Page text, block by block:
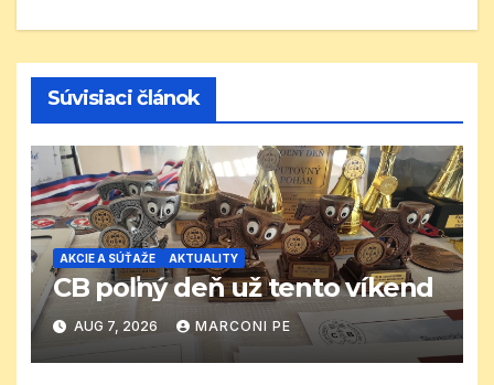
Súvisiaci článok
AKCIE A SÚŤAŽE AKTUALITY
CB poľný deň už tento víkend
AUG 7, 2026 MARCONI PE